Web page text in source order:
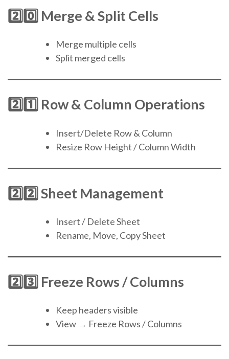
2️⃣0️⃣ Merge & Split Cells
Merge multiple cells
Split merged cells
2️⃣1️⃣ Row & Column Operations
Insert/Delete Row & Column
Resize Row Height / Column Width
2️⃣2️⃣ Sheet Management
Insert / Delete Sheet
Rename, Move, Copy Sheet
2️⃣3️⃣ Freeze Rows / Columns
Keep headers visible
View → Freeze Rows / Columns